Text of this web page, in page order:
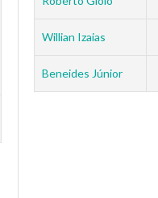
Willian Izaias
Beneides Júnior